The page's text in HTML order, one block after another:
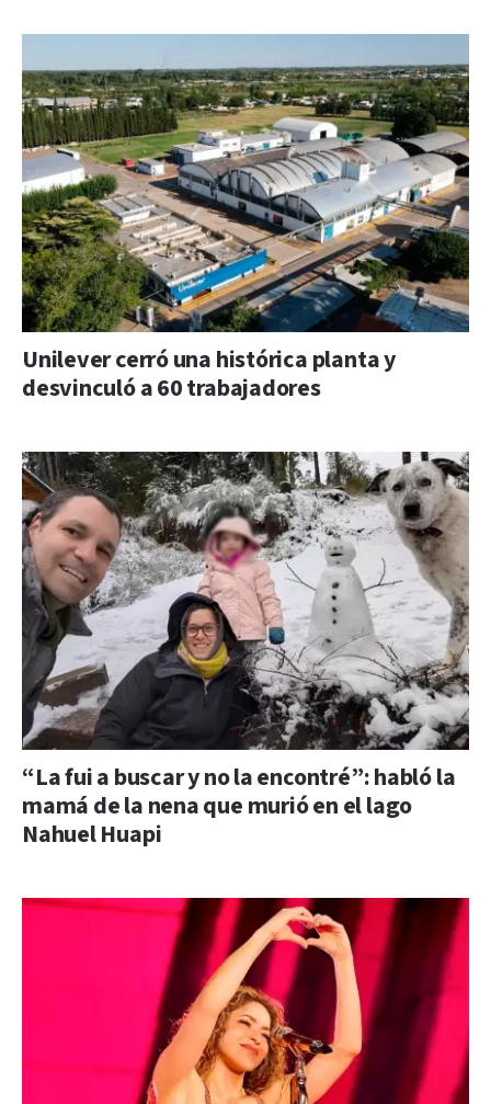
Unilever cerró una histórica planta y
desvinculó a 60 trabajadores
“La fui a buscar y no la encontré”: habló la
mamá de la nena que murió en el lago
Nahuel Huapi